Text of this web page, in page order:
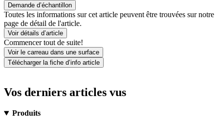
Demande d’échantillon
Toutes les informations sur cet article peuvent être trouvées sur notre
page de détail de l'article.
Voir détails d’article
Commencer tout de suite!
Voir le carreau dans une surface
Télécharger la fiche d’info article
Vos derniers articles vus
Produits